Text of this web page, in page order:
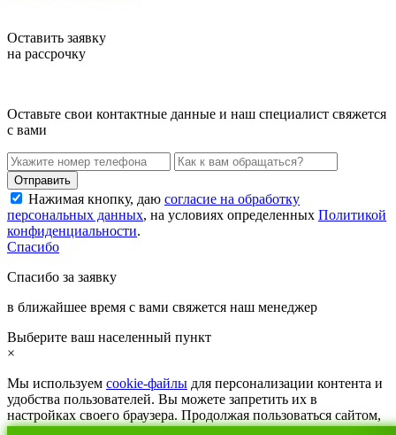
Оставить заявку
на рассрочку
Оставьте свои контактные данные и наш специалист свяжется
с вами
Нажимая кнопку, даю согласие на обработку
персональных данных, на условиях определенных Политикой
конфиденциальности.
Спасибо
Спасибо за заявку
в ближайшее время с вами свяжется наш менеджер
Выберите ваш населенный пункт
×
Мы используем cookie-файлы для персонализации контента и
удобства пользователей. Вы можете запретить их в
настройках своего браузера. Продолжая пользоваться сайтом,
вы соглашаетесь сполитикой конфиденциальности.